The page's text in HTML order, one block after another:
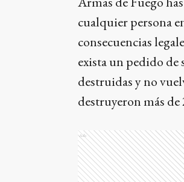
cualquier persona
consecuencias
exista un pedido de
destruidas y no
destruyeron más
Ads